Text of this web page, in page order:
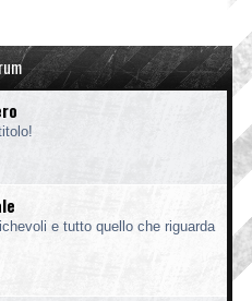
e tutto quello che riguarda